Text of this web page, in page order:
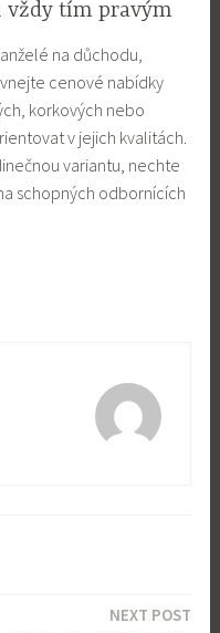
vždy tím pravým
na důchodu,
cenové nabídky
korkových nebo
v jejich kvalitách.
variantu, nechte
schopných odbornících
NEXT POST